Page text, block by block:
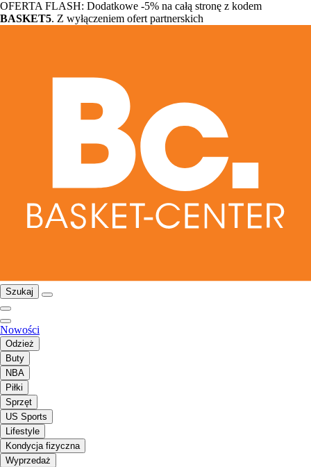
OFERTA FLASH: Dodatkowe -5% na całą stronę z kodem
BASKET5. Z wyłączeniem ofert partnerskich
Szukaj
Nowości
Odzież
Buty
NBA
Piłki
Sprzęt
US Sports
Lifestyle
Kondycja fizyczna
Wyprzedaż